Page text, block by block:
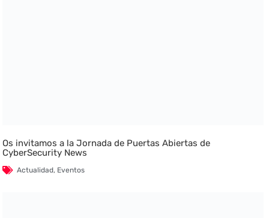
Os invitamos a la Jornada de Puertas Abiertas de
CyberSecurity News
Actualidad, Eventos